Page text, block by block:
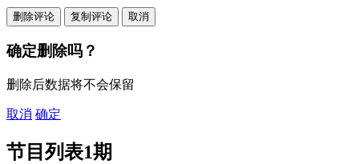
删除评论 复制评论 取消
确定删除吗？
删除后数据将不会保留
取消 确定
节目列表1期